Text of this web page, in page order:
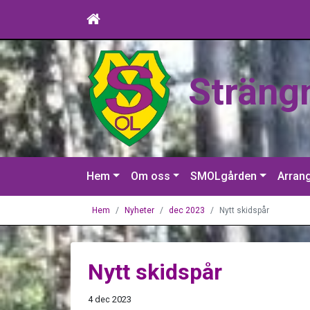
Hem Om oss SMOLgården
Hem Nyheter dec 2023 Nytt skidspår
Nytt skidspår
4 dec 2023